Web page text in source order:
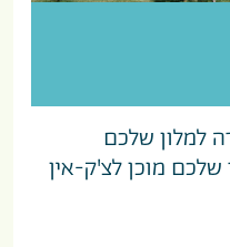
למלון שלכם
מוכן לצ'ק-אין